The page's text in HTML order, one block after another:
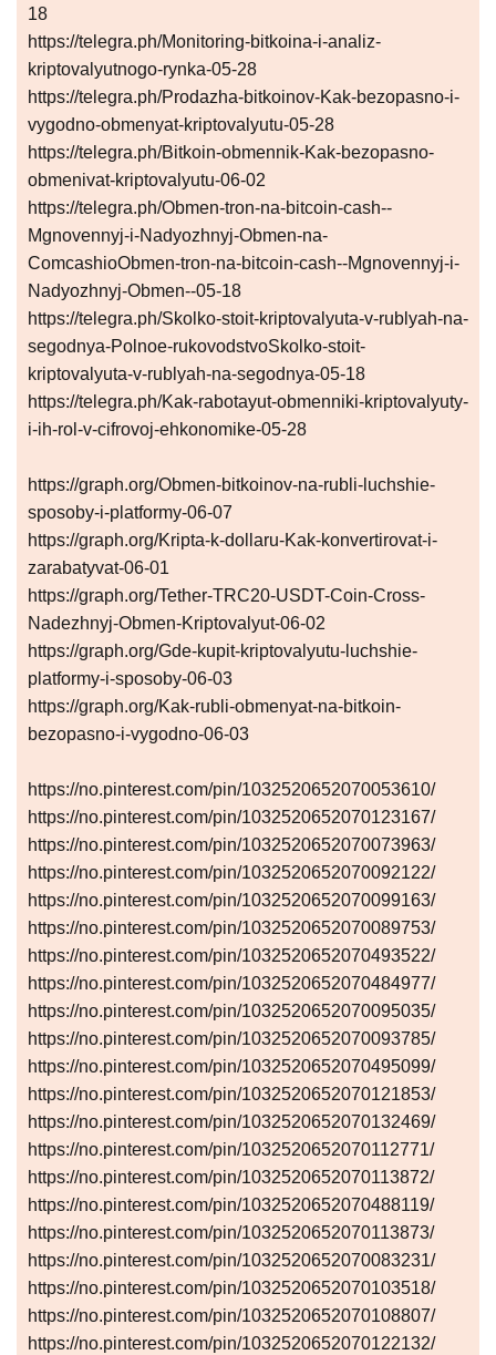
18
https://telegra.ph/Monitoring-bitkoina-i-analiz-
kriptovalyutnogo-rynka-05-28
https://telegra.ph/Prodazha-bitkoinov-Kak-bezopasno-i-
vygodno-obmenyat-kriptovalyutu-05-28
https://telegra.ph/Bitkoin-obmennik-Kak-bezopasno-
obmenivat-kriptovalyutu-06-02
https://telegra.ph/Obmen-tron-na-bitcoin-cash--
Mgnovennyj-i-Nadyozhnyj-Obmen-na-
ComcashioObmen-tron-na-bitcoin-cash--Mgnovennyj-i-
Nadyozhnyj-Obmen--05-18
https://telegra.ph/Skolko-stoit-kriptovalyuta-v-rublyah-na-
segodnya-Polnoe-rukovodstvoSkolko-stoit-
kriptovalyuta-v-rublyah-na-segodnya-05-18
https://telegra.ph/Kak-rabotayut-obmenniki-kriptovalyuty-
i-ih-rol-v-cifrovoj-ehkonomike-05-28
https://graph.org/Obmen-bitkoinov-na-rubli-luchshie-
sposoby-i-platformy-06-07
https://graph.org/Kripta-k-dollaru-Kak-konvertirovat-i-
zarabatyvat-06-01
https://graph.org/Tether-TRC20-USDT-Coin-Cross-
Nadezhnyj-Obmen-Kriptovalyut-06-02
https://graph.org/Gde-kupit-kriptovalyutu-luchshie-
platformy-i-sposoby-06-03
https://graph.org/Kak-rubli-obmenyat-na-bitkoin-
bezopasno-i-vygodno-06-03
https://no.pinterest.com/pin/1032520652070053610/
https://no.pinterest.com/pin/1032520652070123167/
https://no.pinterest.com/pin/1032520652070073963/
https://no.pinterest.com/pin/1032520652070092122/
https://no.pinterest.com/pin/1032520652070099163/
https://no.pinterest.com/pin/1032520652070089753/
https://no.pinterest.com/pin/1032520652070493522/
https://no.pinterest.com/pin/1032520652070484977/
https://no.pinterest.com/pin/1032520652070095035/
https://no.pinterest.com/pin/1032520652070093785/
https://no.pinterest.com/pin/1032520652070495099/
https://no.pinterest.com/pin/1032520652070121853/
https://no.pinterest.com/pin/1032520652070132469/
https://no.pinterest.com/pin/1032520652070112771/
https://no.pinterest.com/pin/1032520652070113872/
https://no.pinterest.com/pin/1032520652070488119/
https://no.pinterest.com/pin/1032520652070113873/
https://no.pinterest.com/pin/1032520652070083231/
https://no.pinterest.com/pin/1032520652070103518/
https://no.pinterest.com/pin/1032520652070108807/
https://no.pinterest.com/pin/1032520652070122132/